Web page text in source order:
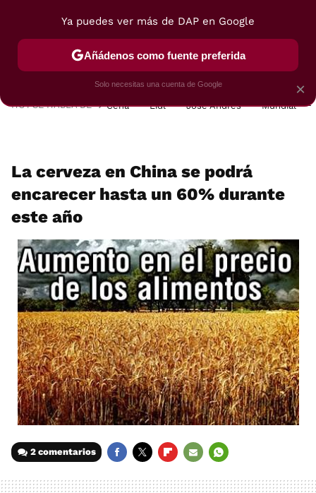
POSTRES VIAJES SELECCIÓN VEGUI
HOY SE HABLA DE Cena Lidl José Andrés Mundial
La cerveza en China se podrá
encarecer hasta un 60% durante
este año
2 comentarios
×
Ya puedes ver más de DAP en Google
Añádenos como fuente preferida
Solo necesitas una cuenta de Google